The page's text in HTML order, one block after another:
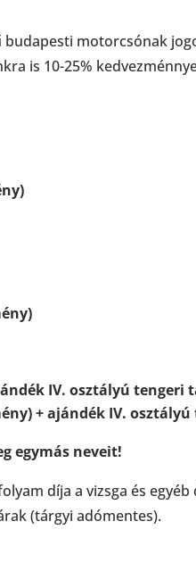
budapesti motorcsónak
is 10-25%
IV. osztályú tengeri
+ ajándék IV.
egymás neveit!
díja a vizsga és
(tárgyi adómentes).